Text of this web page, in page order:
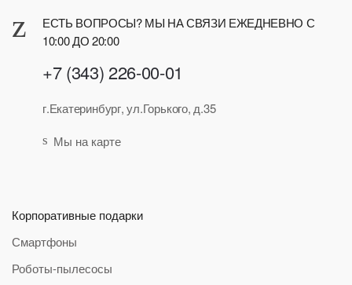
ЕСТЬ ВОПРОСЫ? МЫ НА СВЯЗИ ЕЖЕДНЕВНО С
10:00 ДО 20:00
+7 (343) 226-00-01
г.Екатеринбург, ул.Горького, д.35
Мы на карте
Корпоративные подарки
Смартфоны
Роботы-пылесосы